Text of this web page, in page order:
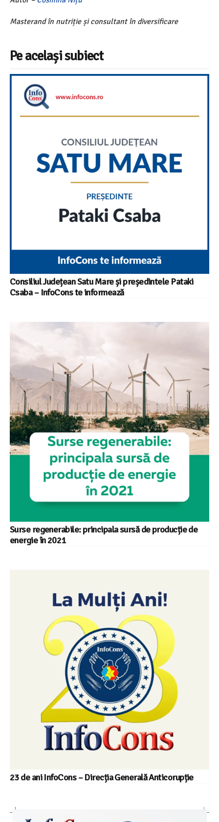
Masterand în nutriție și consultant în diversificare
Pe același subiect
Consiliul Județean Satu Mare și președintele Pataki
Csaba – InfoCons te informează
Surse regenerabile: principala sursă de producție de
energie în 2021
23 de ani InfoCons – Direcția Generală Anticorupție